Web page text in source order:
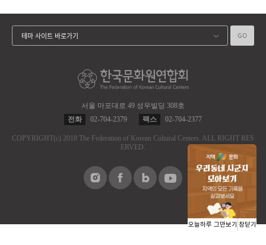
서울 마포대로 49 성우빌딩 308호
전화
02-704-2379 팩스 02-704-2377
COPYRIGHT(c) 2018 The Federation of Korean Cultural Centers. ALL RIGHT RES
ERVED.
테마 사이트 바로가기 GO
오늘하루 그만보기 창닫기